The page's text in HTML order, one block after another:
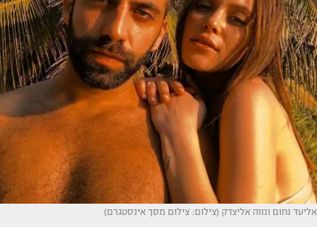
אליעד נחום ונווה אליצדק (צילום: צילום מסך אינסטגרם)